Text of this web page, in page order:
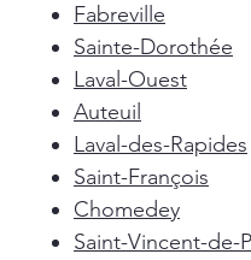
Fabreville
Sainte-Dorothée
Laval-Ouest
Auteuil
Laval-des-Rapides
Saint-François
Chomedey
Saint-Vincent-de-